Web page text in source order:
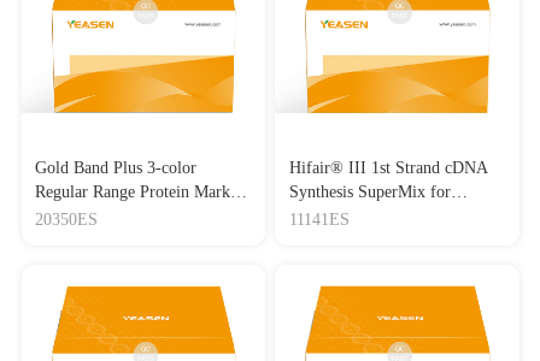
Gold Band Plus 3-color
Regular Range Protein Marker
(8-180 kDa) 三色预染蛋白质
20350ES
Hifair® III 1st Strand cDNA
Synthesis SuperMix for
qPCR(gDNA digester plus)
11141ES